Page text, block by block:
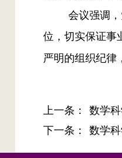
会议强调
位，切实保证事
严明的组织纪律
上一条：
数学
下一条：
数学